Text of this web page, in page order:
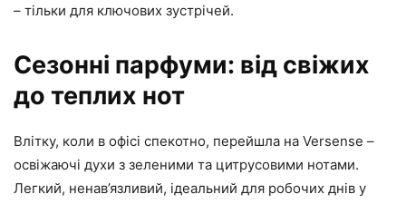
– тільки для ключових зустрічей.
Сезонні парфуми: від свіжих
до теплих нот
Влітку, коли в офісі спекотно, перейшла на Versense –
освіжаючі духи з зеленими та цитрусовими нотами.
Легкий, ненав’язливий, ідеальний для робочих днів у